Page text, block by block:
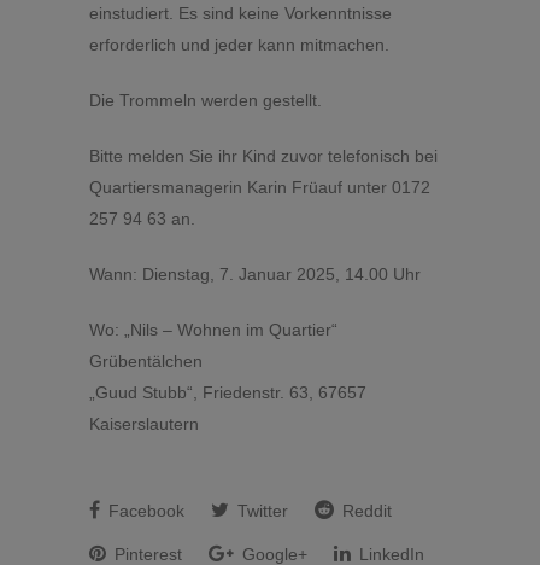
einstudiert. Es sind keine Vorkenntnisse
erforderlich und jeder kann mitmachen.
Die Trommeln werden gestellt.
Bitte melden Sie ihr Kind zuvor telefonisch bei
Quartiersmanagerin Karin Früauf unter 0172
257 94 63 an.
Wann: Dienstag, 7. Januar 2025, 14.00 Uhr
Wo: „Nils – Wohnen im Quartier“
Grübentälchen
„Guud Stubb“, Friedenstr. 63, 67657
Kaiserslautern
Facebook Twitter Reddit
Pinterest Google+ LinkedIn